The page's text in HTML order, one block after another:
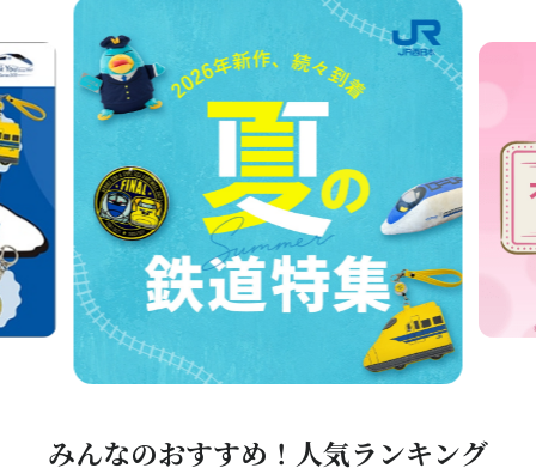
みんなのおすすめ！人気ランキング